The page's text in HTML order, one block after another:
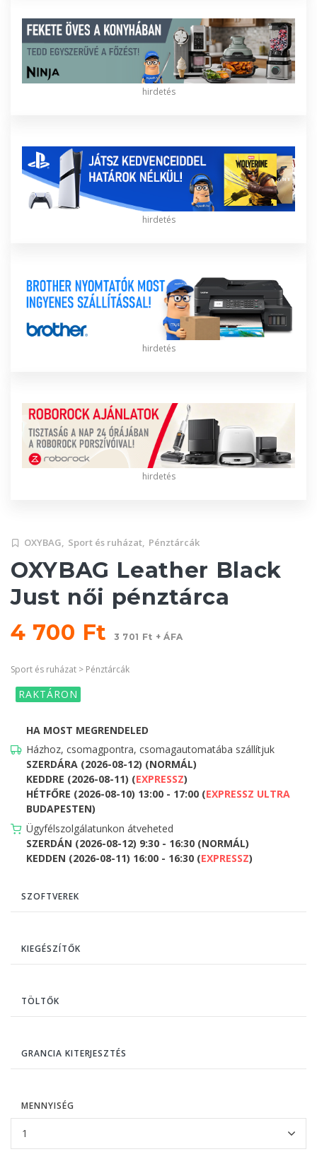
hirdetés
hirdetés
hirdetés
hirdetés
OXYBAG, Sport és ruházat, Pénztárcák
OXYBAG Leather Black
Just női pénztárca
4 700 Ft
3 701 Ft + ÁFA
Sport és ruházat > Pénztárcák
RAKTÁRON
HA MOST MEGRENDELED
Házhoz, csomagpontra, csomagautomatába szállítjuk
SZERDÁRA (2026-08-12) (NORMÁL)
KEDDRE (2026-08-11) (EXPRESSZ)
HÉTFŐRE (2026-08-10) 13:00 - 17:00 (EXPRESSZ ULTRA
BUDAPESTEN)
Ügyfélszolgálatunkon átveheted
SZERDÁN (2026-08-12) 9:30 - 16:30 (NORMÁL)
KEDDEN (2026-08-11) 16:00 - 16:30 (EXPRESSZ)
SZOFTVEREK
KIEGÉSZÍTŐK
TÖLTŐK
GRANCIA KITERJESZTÉS
MENNYISÉG